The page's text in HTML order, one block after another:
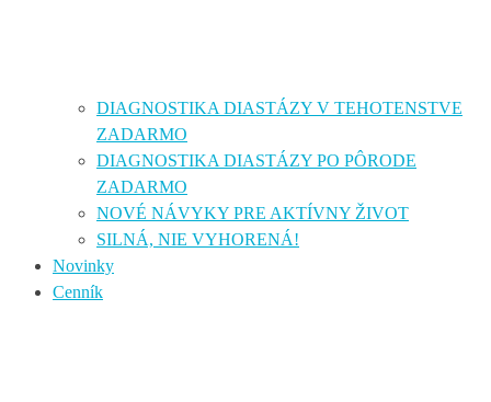
DIAGNOSTIKA DIASTÁZY V TEHOTENSTVE
ZADARMO
DIAGNOSTIKA DIASTÁZY PO PÔRODE
ZADARMO
NOVÉ NÁVYKY PRE AKTÍVNY ŽIVOT
SILNÁ, NIE VYHORENÁ!
Novinky
Cenník